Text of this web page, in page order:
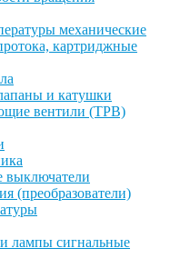
механические
картриджные
и катушки
вентили (ТРВ)
выключатели
(преобразователи)
лампы сигнальные